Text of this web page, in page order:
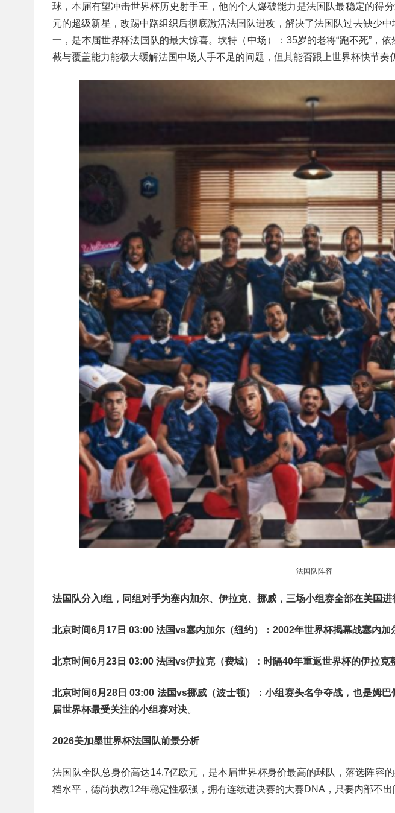
球，本届有望冲击世界杯历史射手王，他的个人爆破能力是法国队最稳定的得
元的超级新星，改踢中路组织后彻底激活法国队进攻，解决了法国队过去缺少
一，是本届世界杯法国队的最大惊喜。坎特（中场）‌：35岁的老将“跑不死”，
截与覆盖能力能极大缓解法国中场人手不足的问题，但其能否跟上世界杯快节奏
法国队阵容
法国队分入‌I组‌，同组对手为塞内加尔、伊拉克、挪威，三场小组赛全部在美国进
北京时间6月17日 03:00 法国vs塞内加尔（纽约）：2002年世界杯揭幕战塞内加
北京时间6月23日 03:00 法国vs伊拉克（费城）：时隔40年重返世界杯的伊拉克
北京时间6月28日 03:00 法国vs挪威（波士顿）：小组赛头名争夺战，也是姆
届世界杯最受关注的小组赛对决。
2026美加墨世界杯法国队前景分析
法国队全队总身价高达‌14.7亿欧元‌，是本届世界杯身价最高的球队，落选阵容
档水平，德尚执教12年稳定性极强，拥有连续进决赛的大赛DNA，只要内部不出